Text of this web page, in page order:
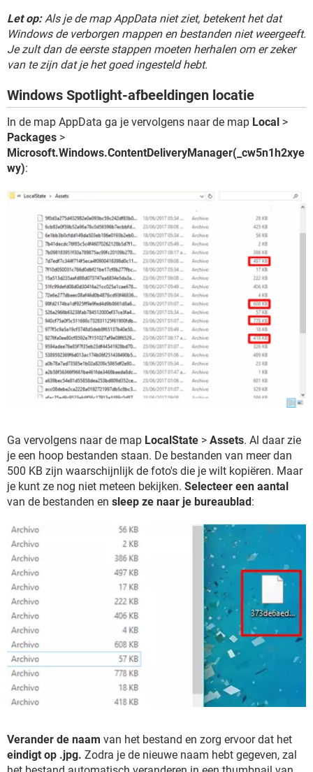
Let op:Als je de map AppData niet ziet, betekent het dat
Windows de verborgen mappen en bestanden niet weergeeft.
Je zult dan de eerste stappen moeten herhalen om er zeker
van te zijn dat je het goed ingesteld hebt.
Windows Spotlight-afbeeldingen locatie
In de map AppData ga je vervolgens naar de map Local >
Packages >
Microsoft.Windows.ContentDeliveryManager(_cw5n1h2xye
wy):
Ga vervolgens naar de map LocalState > Assets. Al daar zie
je een hoop bestanden staan. De bestanden van meer dan
500 KB zijn waarschijnlijk de foto's die je wilt kopiëren. Maar
je kunt ze nog niet meteen bekijken. Selecteer een aantal
van de bestanden en sleep ze naar je bureaublad:
Verander de naam van het bestand en zorg ervoor dat het
eindigt op .jpg. Zodra je de nieuwe naam hebt gegeven, zal